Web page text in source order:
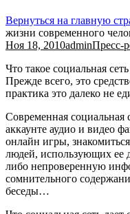
Вернуться на главную
жизни современного
Ноя 18, 2010adminПресс-
Что такое социальная
Прежде всего, это
практика это далеко не
Современная социальная
аккаунте аудио и видео
онлайн игры,
людей, использующих ее
либо непроверенную
сомнительного
беседы…